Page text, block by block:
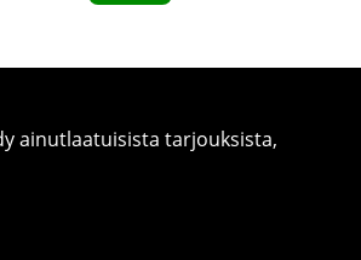
ainutlaatuisista tarjouksista,